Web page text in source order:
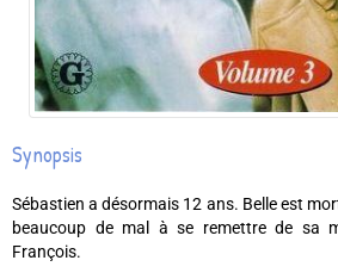
Synopsis
Sébastien a désormais 12 ans. Belle est
beaucoup de mal à se remettre de sa
François.